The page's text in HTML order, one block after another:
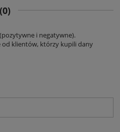
i negatywne).
klientów, którzy kupili dany